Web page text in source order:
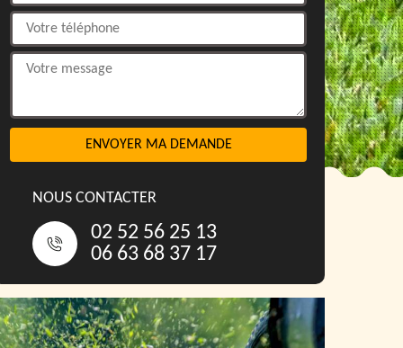
NOUS CONTACTER
02 52 56 25 13
06 63 68 37 17